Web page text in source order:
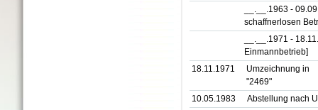
__.__.1963 -
schaffnerlosen
__.__.1971 -
Einmannbetrieb]
18.11.1971
Umzeichnung in
"2469"
10.05.1983
Abstellung nach